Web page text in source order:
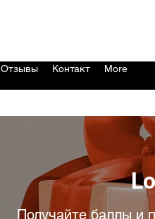
Отзывы Контакт More
Получайте баллы и